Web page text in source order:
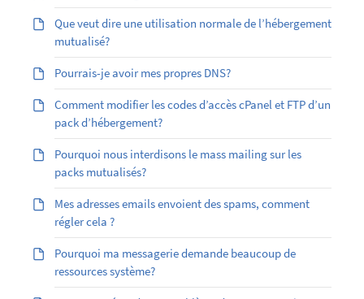
Que veut dire une utilisation normale de l’hébergement
mutualisé?
Pourrais-je avoir mes propres DNS?
Comment modifier les codes d’accès cPanel et FTP d’un
pack d’hébergement?
Pourquoi nous interdisons le mass mailing sur les
packs mutualisés?
Mes adresses emails envoient des spams, comment
régler cela ?
Pourquoi ma messagerie demande beaucoup de
ressources système?